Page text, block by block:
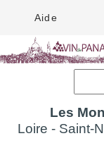
Aide
Les
Loire - Saint-